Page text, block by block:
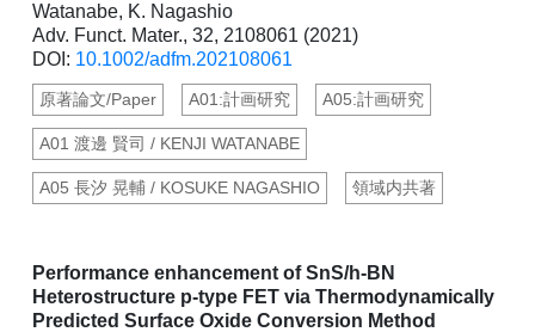
Watanabe, K. Nagashio
Adv. Funct. Mater., 32, 2108061 (2021)
DOI: 10.1002/adfm.202108061
原著論文/Paper A01:計画研究 A05:計画研究
A01 渡邊 賢司 / KENJI WATANABE
A05 長汐 晃輔 / KOSUKE NAGASHIO 領域内共著
Performance enhancement of SnS/h-BN
Heterostructure p-type FET via Thermodynamically
Predicted Surface Oxide Conversion Method